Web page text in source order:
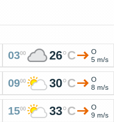
0300 26°C
O
5 m/s
0900 30°C
O
8 m/s
1500 33°C
O
9 m/s